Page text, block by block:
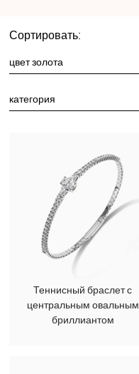
Сортировать:
цвет золота
категория
Теннисный браслет с
центральным овальным
бриллиантом